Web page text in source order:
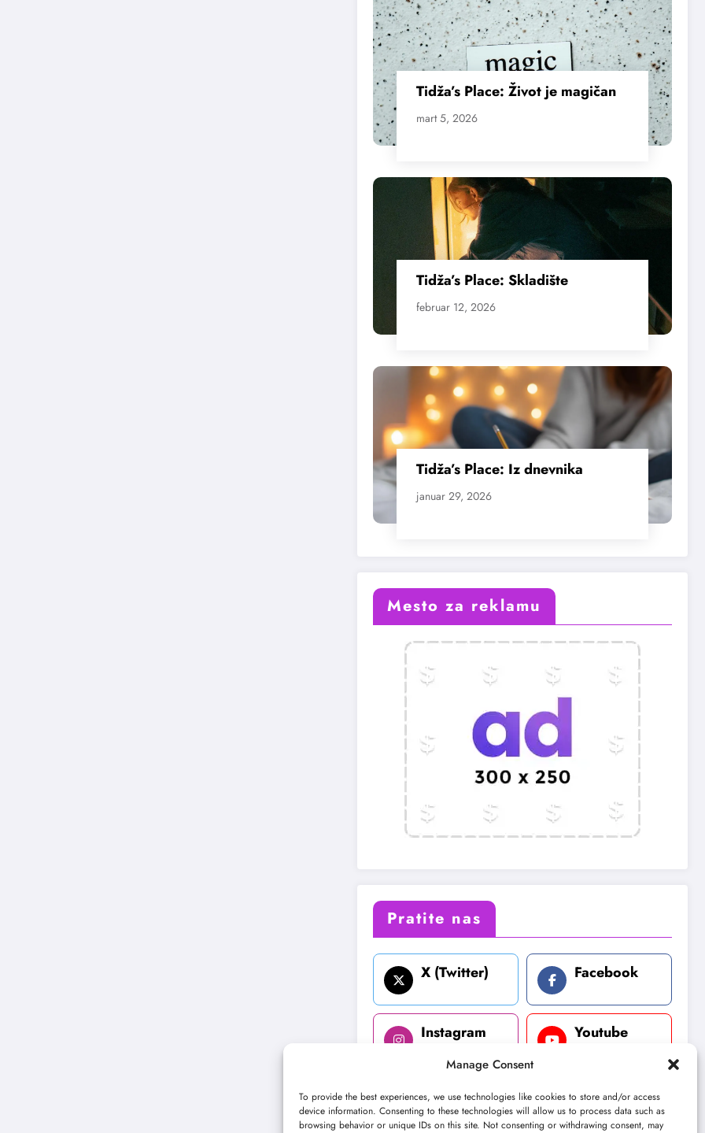
Manage Consent
To provide the best experiences, we use technologies like cookies to store and/or access
device information. Consenting to these technologies will allow us to process data such as
browsing behavior or unique IDs on this site. Not consenting or withdrawing consent, may
Tidža’s Place: Život je magičan
mart 5, 2026
Tidža’s Place: Skladište
februar 12, 2026
Tidža’s Place: Iz dnevnika
januar 29, 2026
Mesto za reklamu
Pratite nas
X (Twitter) Facebook
Instagram Youtube
LinkedIn